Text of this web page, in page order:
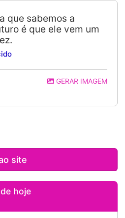
que sabemos a
é que ele vem um
GERAR IMAGEM
site
hoje